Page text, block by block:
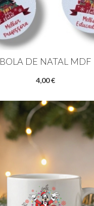
BOLA DE NATAL MDF
4,00 €